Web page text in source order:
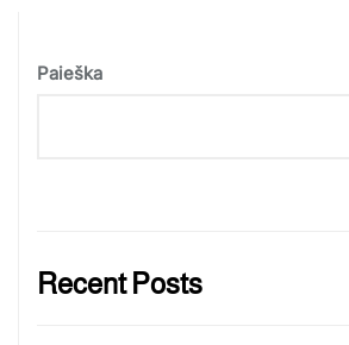
Paieška
Recent Posts